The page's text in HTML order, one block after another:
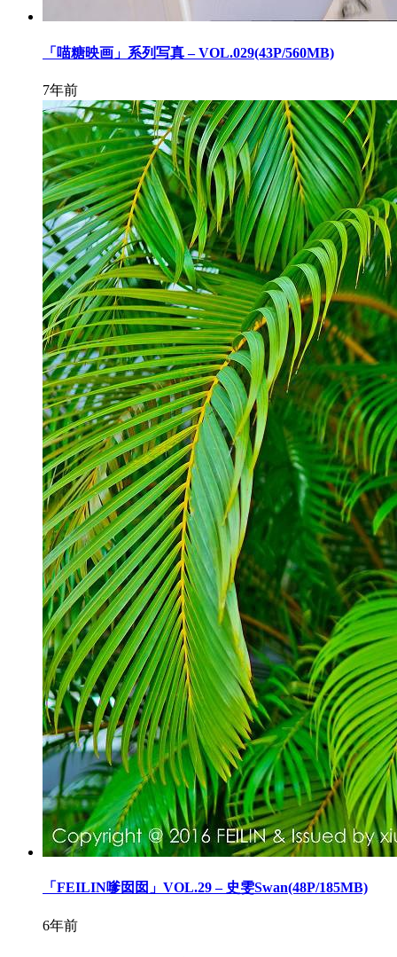
「喵糖映画」系列写真 – VOL.029(43P/560MB)
7年前
「FEILIN嗲囡囡」VOL.29 – 史雯Swan(48P/185MB)
6年前